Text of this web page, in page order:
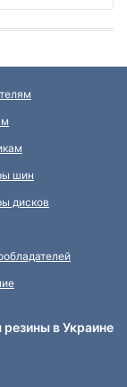
шин
дисков
в Украине